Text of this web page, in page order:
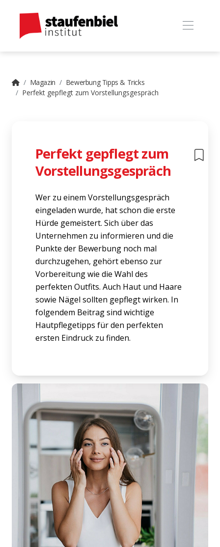
Magazin
Bewerbung Tipps & Tricks
Perfekt gepflegt zum Vorstellungsgespräch
Perfekt gepflegt zum
Vorstellungsgespräch
Wer zu einem Vorstellungsgespräch
eingeladen wurde, hat schon die erste
Hürde gemeistert. Sich über das
Unternehmen zu informieren und die
Punkte der Bewerbung noch mal
durchzugehen, gehört ebenso zur
Vorbereitung wie die Wahl des
perfekten Outfits. Auch Haut und Haare
sowie Nägel sollten gepflegt wirken. In
folgendem Beitrag sind wichtige
Hautpflegetipps für den perfekten
ersten Eindruck zu finden.